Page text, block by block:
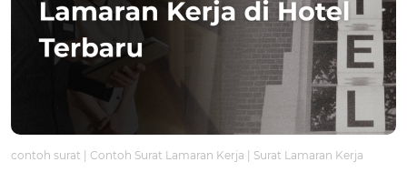
contoh surat Contoh Surat Lamaran Kerja Surat Lamaran Kerja